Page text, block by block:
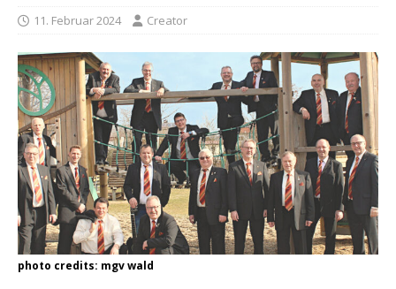
11. Februar 2024 Creator
photo credits: mgv wald